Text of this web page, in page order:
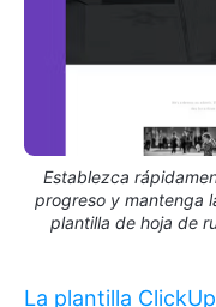
Establezca
progreso y mantenga
plantilla de hoja de
La plantilla